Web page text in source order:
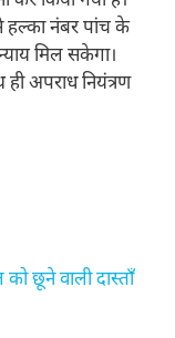
हल्का नंबर पांच के
मिल सकेगा।
अपराध नियंत्रण
छूने वाली दास्ताँ